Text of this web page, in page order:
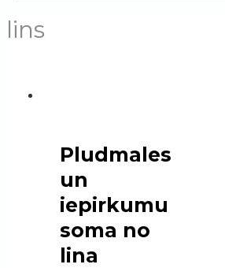
lins
Pludmales
un
iepirkumu
soma no
lina